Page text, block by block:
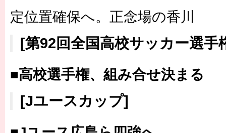
定位置確保へ。正念場の香川
[第92回全国高校サッカー選手
■高校選手権、組み合せ決まる
[Jユースカップ]